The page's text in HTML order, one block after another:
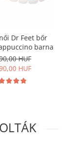
Dr Feet bőr
barna
HUF
HUF